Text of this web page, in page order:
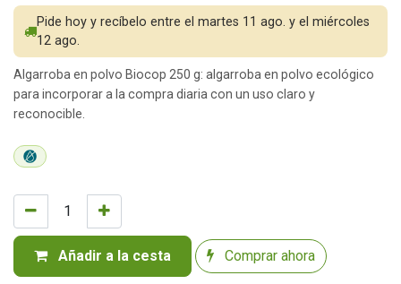
Añadir a la cesta Comprar ahora
Pide hoy y recíbelo entre el martes 11 ago. y el miércoles
12 ago.
Algarroba en polvo Biocop 250 g: algarroba en polvo ecológico
para incorporar a la compra diaria con un uso claro y
reconocible.